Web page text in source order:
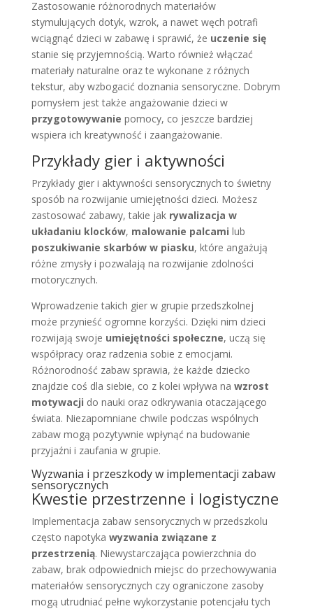
Zastosowanie różnorodnych materiałów
stymulujących dotyk, wzrok, a nawet węch potrafi
wciągnąć dzieci w zabawę i sprawić, że uczenie się
stanie się przyjemnością. Warto również włączać
materiały naturalne oraz te wykonane z różnych
tekstur, aby wzbogacić doznania sensoryczne. Dobrym
pomysłem jest także angażowanie dzieci w
przygotowywanie pomocy, co jeszcze bardziej
wspiera ich kreatywność i zaangażowanie.
Przykłady gier i aktywności
Przykłady gier i aktywności sensorycznych to świetny
sposób na rozwijanie umiejętności dzieci. Możesz
zastosować zabawy, takie jak rywalizacja w
układaniu klocków, malowanie palcami lub
poszukiwanie skarbów w piasku, które angażują
różne zmysły i pozwalają na rozwijanie zdolności
motorycznych.
Wprowadzenie takich gier w grupie przedszkolnej
może przynieść ogromne korzyści. Dzięki nim dzieci
rozwijają swoje umiejętności społeczne, uczą się
współpracy oraz radzenia sobie z emocjami.
Różnorodność zabaw sprawia, że każde dziecko
znajdzie coś dla siebie, co z kolei wpływa na wzrost
motywacji do nauki oraz odkrywania otaczającego
świata. Niezapomniane chwile podczas wspólnych
zabaw mogą pozytywnie wpłynąć na budowanie
przyjaźni i zaufania w grupie.
Wyzwania i przeszkody w implementacji zabaw
sensorycznych
Kwestie przestrzenne i logistyczne
Implementacja zabaw sensorycznych w przedszkolu
często napotyka wyzwania związane z
przestrzenią. Niewystarczająca powierzchnia do
zabaw, brak odpowiednich miejsc do przechowywania
materiałów sensorycznych czy ograniczone zasoby
mogą utrudniać pełne wykorzystanie potencjału tych